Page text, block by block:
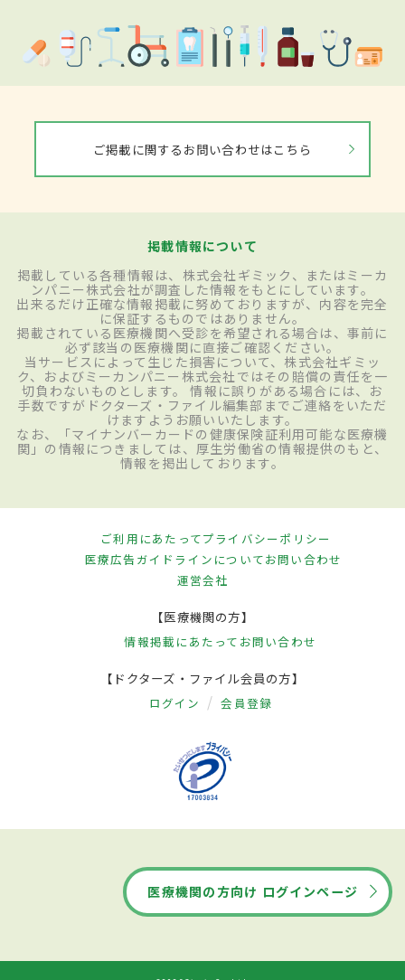
ご掲載に関するお問い合わせはこちら
掲載情報について
掲載している各種情報は、株式会社ギミック、またはミーカ
ンパニー株式会社が調査した情報をもとにしています。
出来るだけ正確な情報掲載に努めておりますが、内容を完全
に保証するものではありません。
掲載されている医療機関へ受診を希望される場合は、事前に
必ず該当の医療機関に直接ご確認ください。
当サービスによって生じた損害について、株式会社ギミッ
ク、およびミーカンパニー株式会社ではその賠償の責任を一
切負わないものとします。 情報に誤りがある場合には、お
手数ですがドクターズ・ファイル編集部までご連絡をいただ
けますようお願いいたします。
なお、「マイナンバーカードの健康保険証利用可能な医療機
関」の情報につきましては、厚生労働省の情報提供のもと、
情報を掲出しております。
ご利用にあたってプライバシーポリシー
医療広告ガイドラインについてお問い合わせ
運営会社
【医療機関の方】
情報掲載にあたって お問い合わせ
【ドクターズ・ファイル会員の方】
ログイン 会員登録
医療機関の方向け ログインページ